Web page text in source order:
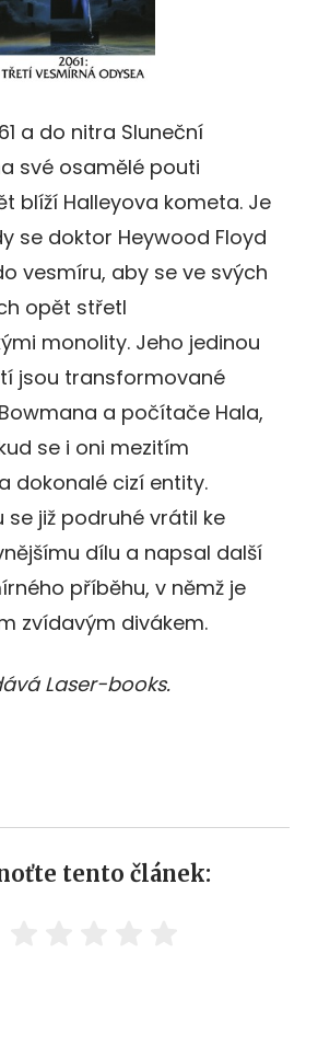
a do nitra Sluneční
své osamělé pouti
blíží Halleyova kometa. Je
se doktor Heywood Floyd
vesmíru, aby se ve svých
opět střetl
monolity. Jeho jedinou
jsou transformované
a počítače Hala,
se i oni mezitím
dokonalé cizí entity.
se již podruhé vrátil ke
dílu a napsal další
příběhu, v němž je
zvídavým divákem.
Laser-books.
tento článek: